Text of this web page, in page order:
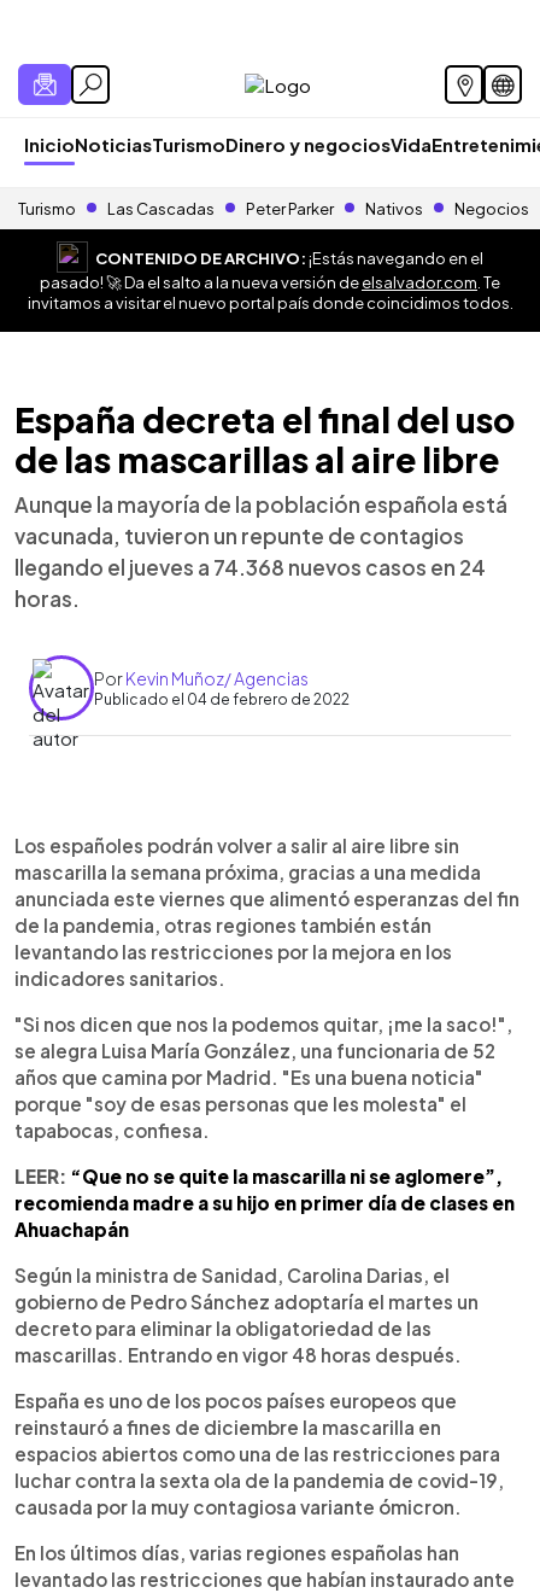
InicioNoticiasTurismoDinero y negociosVida
Turismo Las Cascadas Peter Parker Nativos Negocios
CONTENIDO DE ARCHIVO:¡Estás navegando en el
pasado! 🚀 Da el salto a la nueva versión deelsalvador.com . Te
invitamos a visitar el nuevo portal país donde coincidimos todos.
España decreta el final del uso
de las mascarillas al aire libre
Aunque la mayoría de la población española está
vacunada, tuvieron un repunte de contagios
llegando el jueves a 74.368 nuevos casos en 24
horas.
PorKevin Muñoz/ Agencias
Publicado el 04 de febrero de 2022
Escuchar artículo
Los españoles podrán volver a salir al aire libre sin
mascarilla la semana próxima, gracias a una medida
anunciada este viernes que alimentó esperanzas del fin
de la pandemia, otras regiones también están
levantando las restricciones por la mejora en los
indicadores sanitarios.
"Si nos dicen que nos la podemos quitar, ¡me la saco!",
se alegra Luisa María González, una funcionaria de 52
años que camina por Madrid. "Es una buena noticia"
porque "soy de esas personas que les molesta" el
tapabocas, confiesa.
LEER: “Que no se quite la mascarilla ni se aglomere”,
recomienda madre a su hijo en primer día de clases en
Ahuachapán
Según la ministra de Sanidad, Carolina Darias, el
gobierno de Pedro Sánchez adoptaría el martes un
decreto para eliminar la obligatoriedad de las
mascarillas. Entrando en vigor 48 horas después.
España es uno de los pocos países europeos que
reinstauró a fines de diciembre la mascarilla en
espacios abiertos como una de las restricciones para
luchar contra la sexta ola de la pandemia de covid-19,
causada por la muy contagiosa variante ómicron.
En los últimos días, varias regiones españolas han
levantado las restricciones que habían instaurado ante